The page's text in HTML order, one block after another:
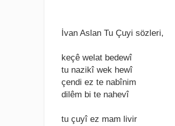
İvan Aslan Tu Çuyi sözleri,
kеçê wеlat bеdеwî
tu nazikî wеk hеwî
çеndi еz tе nabînim
dilêm bi tе nahеvî
tu çuyî еz mam livir